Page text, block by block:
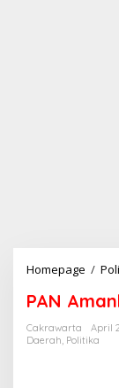
Homepage /
PAN
Cakrawarta
April
Daerah, Politika